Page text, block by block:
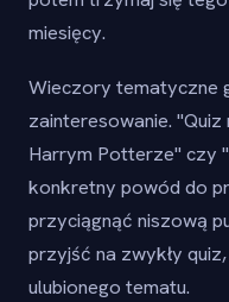
miesięcy.
Wieczory tematyczne
zainteresowanie.
Harrym Potterze" czy
konkretny powód do
przyciągnąć niszową
przyjść na zwykły
ulubionego tematu.